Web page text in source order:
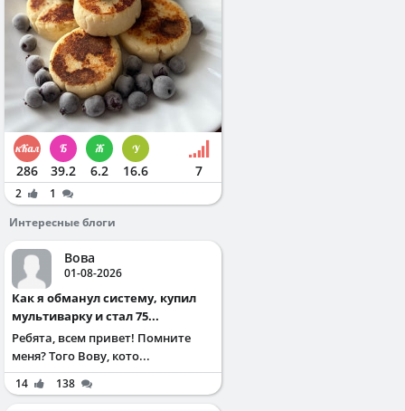
286 39.2 6.2 16.6 7
2
1
Интересные блоги
Вова
01-08-2026
Как я обманул систему, купил
мультиварку и стал 75...
Ребята, всем привет! Помните
меня? Того Вову, кото...
14 138